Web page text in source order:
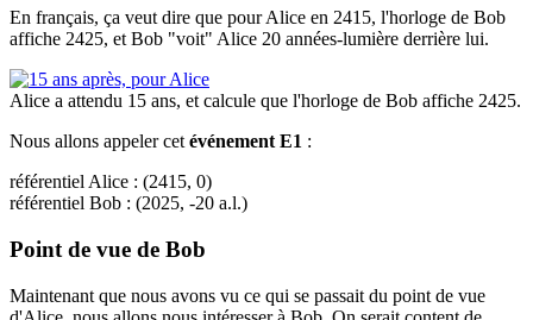
En français, ça veut dire que pour Alice en 2415, l'horloge de Bob
affiche 2425, et Bob "voit" Alice 20 années-lumière derrière lui.
Alice a attendu 15 ans, et calcule que l'horloge de Bob affiche 2425.
Nous allons appeler cet événement E1 :
référentiel Alice : (2415, 0)
référentiel Bob : (2025, -20 a.l.)
Point de vue de Bob
Maintenant que nous avons vu ce qui se passait du point de vue